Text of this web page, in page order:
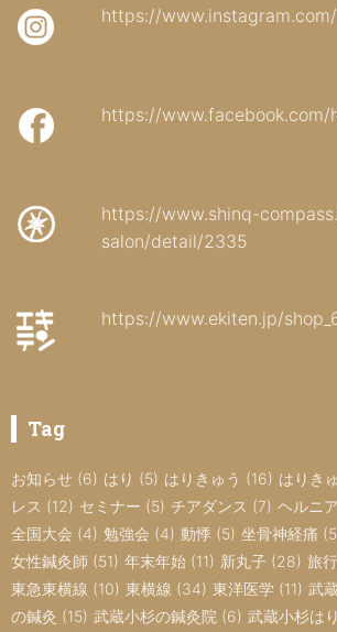
https://
https://www.facebook.com/
https://www.shinq-
salon/detail/2335
https://www.ekiten.jp/
Tag
お知らせ (6) はり (5) はりきゅう (16) はりき
レス (12) セミナー (5) チアダンス (7) ヘルニア
全国大会 (4) 勉強会 (4) 動悸 (5) 坐骨神経痛
女性鍼灸師 (51) 年末年始 (11) 新丸子 (28) 旅
東急東横線 (10) 東横線 (34) 東洋医学 (11) 武
の鍼灸 (15) 武蔵小杉の鍼灸院 (6) 武蔵小杉は